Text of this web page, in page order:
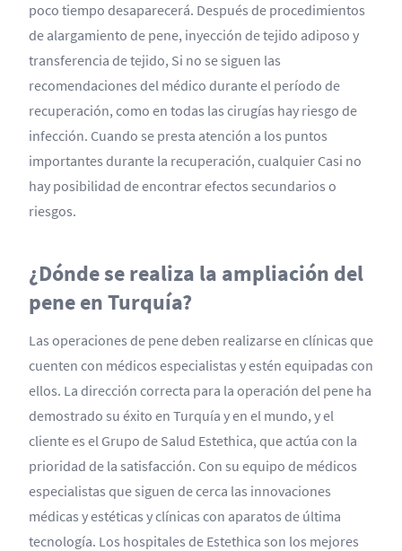
poco tiempo desaparecerá. Después de procedimientos
de alargamiento de pene, inyección de tejido adiposo y
transferencia de tejido, Si no se siguen las
recomendaciones del médico durante el período de
recuperación, como en todas las cirugías hay riesgo de
infección. Cuando se presta atención a los puntos
importantes durante la recuperación, cualquier Casi no
hay posibilidad de encontrar efectos secundarios o
riesgos.
¿Dónde se realiza la ampliación del
pene en Turquía?
Las operaciones de pene deben realizarse en clínicas que
cuenten con médicos especialistas y estén equipadas con
ellos. La dirección correcta para la operación del pene ha
demostrado su éxito en Turquía y en el mundo, y el
cliente es el Grupo de Salud Estethica, que actúa con la
prioridad de la satisfacción. Con su equipo de médicos
especialistas que siguen de cerca las innovaciones
médicas y estéticas y clínicas con aparatos de última
tecnología. Los hospitales de Estethica son los mejores